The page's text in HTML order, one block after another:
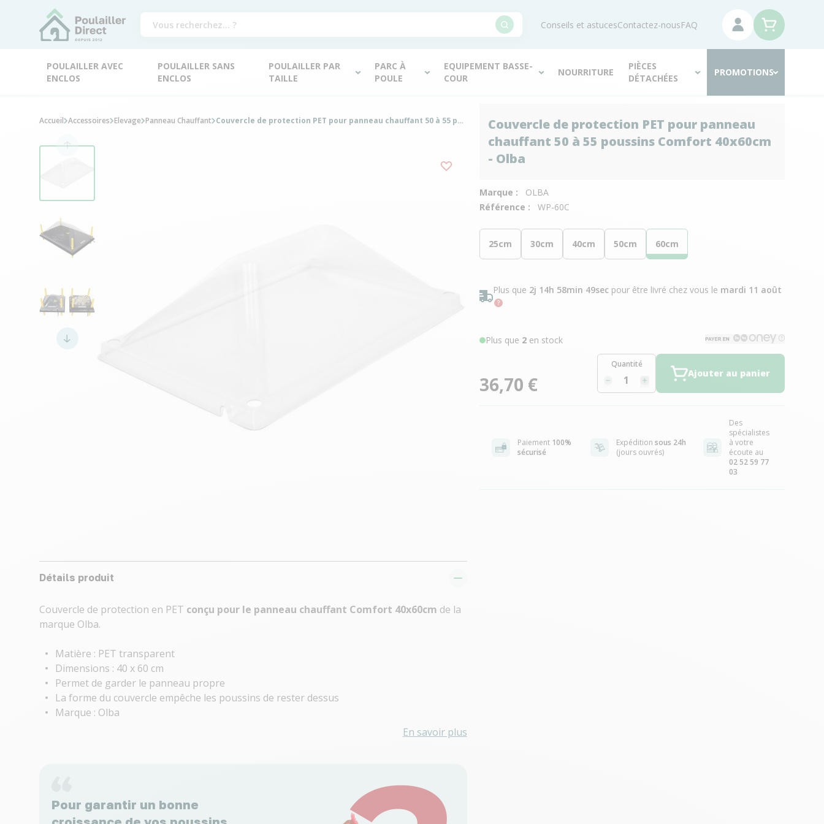
Conseils et astucesContactez-nousFAQ
POULAILLER AVEC
ENCLOS
POULAILLER SANS
ENCLOS
POULAILLER PAR
TAILLE
PARC À
POULE
EQUIPEMENT BASSE-
COUR
NOURRITURE
PIÈCES
DÉTACHÉES
PROMOTIONS
Couvercle de protection PET pour panneau
chauffant 50 à 55 poussins Comfort 40x60cm
- Olba
Marque :
OLBA
Référence :
WP-60C
25cm 30cm 40cm 50cm 60cm
Plus que 2j 14h 58min 48secpour être livré chez vous le mardi 11 août
Plus que 2en stock
36,70 €
Quantité
Ajouter au panier
Paiement 100%
sécurisé
Expédition sous 24h
(jours ouvrés)
Des
spécialistes
à votre
écoute au
02 52 59 77
03
Détails produit
Couvercle de protection en PET conçu pour le panneau chauffant Comfort 40x60cm de la
marque Olba.
Matière : PET transparent
Dimensions : 40 x 60 cm
Permet de garder le panneau propre
La forme du couvercle empêche les poussins de rester dessus
Marque : Olba
En savoir plus
Pour garantir un bonne
Accueil Accessoires Elevage Panneau Chauffant Couvercle de protection PET pour panneau chauffant 50 à 55 poussins Comfort 40x60cm - Olba